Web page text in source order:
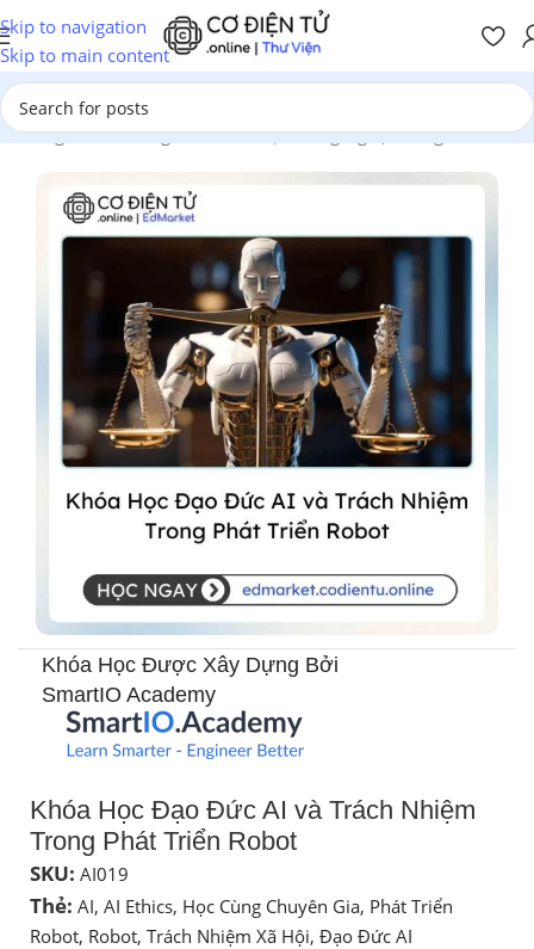
Skip to navigation
Skip to main content
Trang chủ/Chương Trình Đào Tạo/Công Nghệ Thông Tin
Khóa Học Được Xây Dựng Bởi
SmartIO Academy​
Khóa Học Đạo Đức AI và Trách Nhiệm
Trong Phát Triển Robot
SKU: AI019
Thẻ: AI, AI Ethics, Học Cùng Chuyên Gia, Phát Triển
Robot, Robot, Trách Nhiệm Xã Hội, Đạo Đức AI